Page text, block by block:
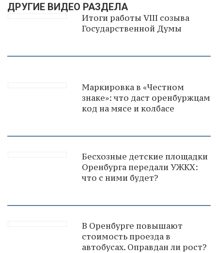
ДРУГИЕ ВИДЕО РАЗДЕЛА
Итоги работы VIII созыва
Государственной Думы
Маркировка в «Честном
знаке»: что даст оренбуржцам
код на мясе и колбасе
Бесхозные детские площадки
Оренбурга передали УЖКХ:
что с ними будет?
В Оренбурге повышают
стоимость проезда в
автобусах. Оправдан ли рост?